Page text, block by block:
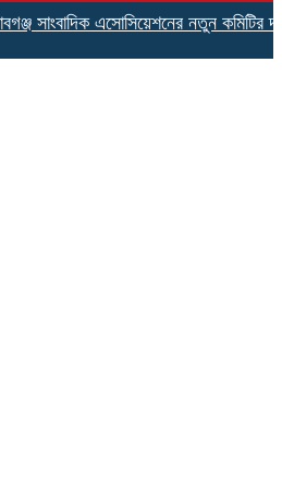
সাংবাদিক এসোসিয়েশনের নতুন কমিটির দায়িত্ব